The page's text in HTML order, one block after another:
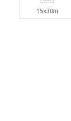
15x30m